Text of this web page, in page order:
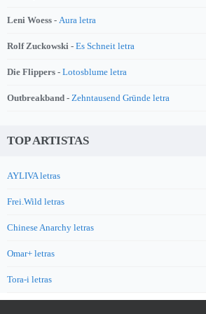
Leni Woess - Aura letra
Rolf Zuckowski - Es Schneit letra
Die Flippers - Lotosblume letra
Outbreakband - Zehntausend Gründe letra
TOP ARTISTAS
AYLIVA letras
Frei.Wild letras
Chinese Anarchy letras
Omar+ letras
Tora-i letras